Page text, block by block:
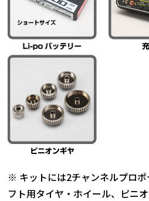
※ キットには2チャンネルプロ
フト用タイヤ・ホイール、ピニ